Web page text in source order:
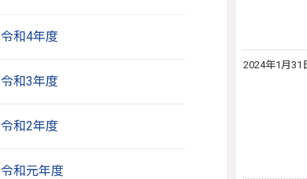
2024年1月31
令和4年度
令和3年度
令和2年度
令和元年度